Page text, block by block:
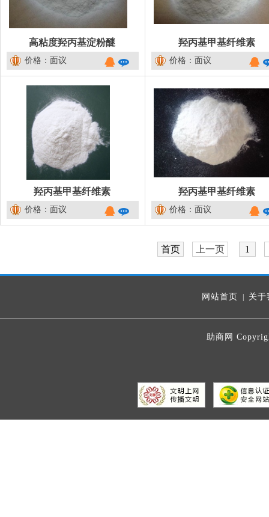
高粘度羟丙基淀粉醚
价格：面议
羟丙基甲基纤维素
价格：面议
羟丙基甲基纤维素
价格：面议
羟丙基甲基纤维素
价格：面议
首页 上一页 1
网站首页 关于
助商网